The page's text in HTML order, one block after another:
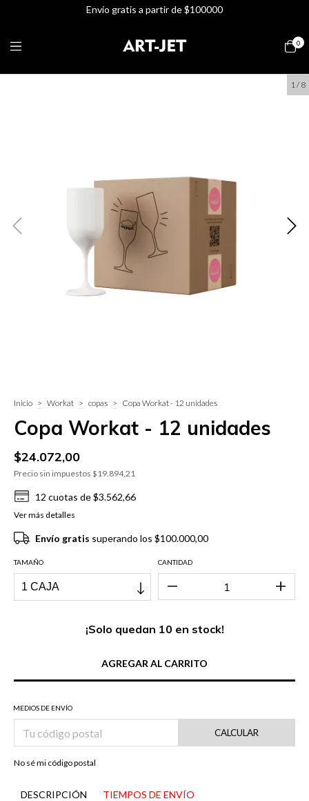
Envío gratis a partir de $100000
0
1/ 8
Inicio > Workat > copas > Copa Workat - 12 unidades
Copa Workat - 12 unidades
$24.072,00
Precio sin impuestos $19.894,21
12 cuotas de$3.562,66
Ver más detalles
Envío gratis superando los$100.000,00
TAMAÑO CANTIDAD
¡Solo quedan 10 en stock!
MEDIOS DE ENVÍO
CALCULAR
No sé mi código postal
DESCRIPCIÓN TIEMPOS DE ENVÍO